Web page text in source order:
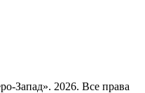
2026. Все права